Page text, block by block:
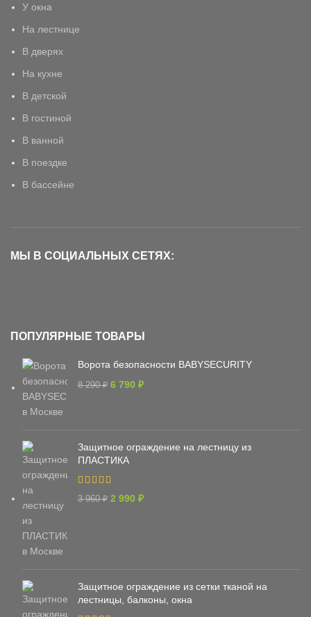
У окна
На лестнице
В дверях
На кухне
В детской
В гостиной
В ванной
В поездке
В бассейне
МЫ В СОЦИАЛЬНЫХ СЕТЯХ:
ПОПУЛЯРНЫЕ ТОВАРЫ
Ворота безопасности BABYSECURITY
8 290₽ 6 790 ₽
Защитное ограждение на лестницу из
ПЛАСТИКА
3 960₽ 2 990 ₽
Защитное ограждение из сетки тканой на
лестницы, балконы, окна